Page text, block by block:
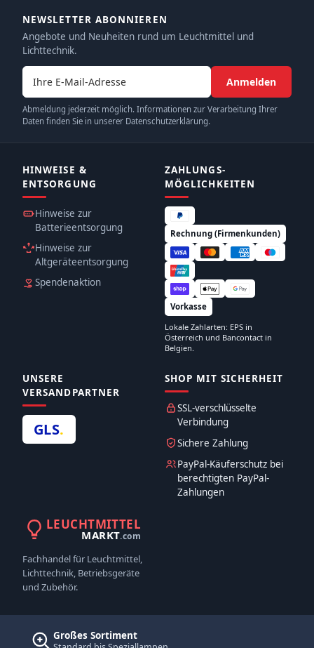
NEWSLETTER ABONNIEREN
Angebote und Neuheiten rund um Leuchtmittel und
Lichttechnik.
E-Mail-Adresse
Anmelden
Abmeldung jederzeit möglich. Informationen zur Verarbeitung Ihrer
Daten finden Sie in unserer Datenschutzerklärung.
HINWEISE &
ENTSORGUNG
Hinweise zur
Batterieentsorgung
Hinweise zur
Altgeräteentsorgung
Spendenaktion
ZAHLUNGS­
MÖGLICHKEITEN
Rechnung (Firmenkunden)
Vorkasse
Lokale Zahlarten: EPS in
Österreich und Bancontact in
Belgien.
UNSERE
VERSANDPARTNER
GLS.
SHOP MIT SICHERHEIT
SSL-verschlüsselte
Verbindung
Sichere Zahlung
PayPal-Käuferschutz bei
berechtigten PayPal-
Zahlungen
LEUCHTMITTEL
MARKT.com
Fachhandel für Leuchtmittel,
Lichttechnik, Betriebsgeräte
und Zubehör.
Großes Sortiment